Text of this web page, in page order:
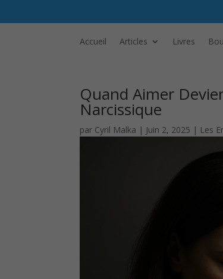
Accueil Articles Livres
Quand Aimer
Narcissique
par Cyril Malka | Juin 2, 2025 | Les